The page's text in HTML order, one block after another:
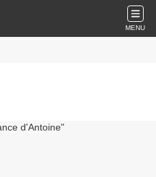
MENU